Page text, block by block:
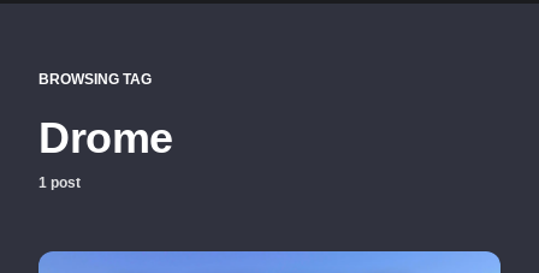
BROWSING TAG
Drome
1 post